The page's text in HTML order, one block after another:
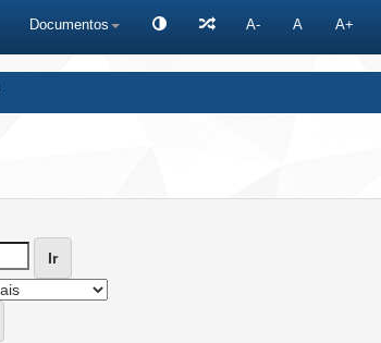
Documentos A- A A+